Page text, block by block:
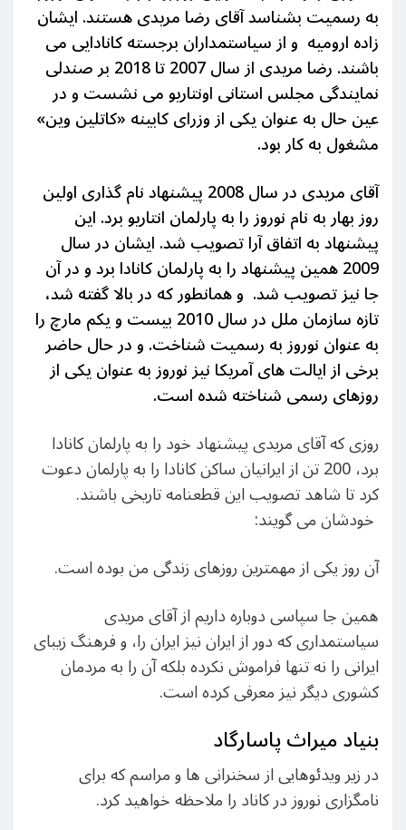
به رسمیت بشناسد آقای رضا مریدی هستند. ایشان
زاده ارومیه و از سیاستمداران برجسته کانادایی می
باشند. رضا مریدی از سال 2007 تا 2018 بر صندلی
نمایندگی مجلس استانی اونتاریو می نشست و در
عین حال به عنوان یکی از وزرای کابینه «کاتلین وین»
مشغول به کار بود.
آقای مریدی در سال 2008 پیشنهاد نام گذاری اولین
روز بهار به نام نوروز را به پارلمان انتاریو برد. این
پیشنهاد به اتفاق آرا تصویب شد. ایشان در سال
2009 همین پیشنهاد را به پارلمان کانادا برد و در آن
جا نیز تصویب شد. و همانطور که در بالا گفته شد،
تازه سازمان ملل در سال 2010 بیست و یکم مارچ را
به عنوان نوروز به رسمیت شناخت. و در حال حاضر
برخی از ایالت های آمریکا نیز نوروز به عنوان یکی از
روزهای رسمی شناخته شده است.
روزی که آقای مریدی پیشنهاد خود را به پارلمان کانادا
برد، 200 تن از ایرانیان ساکن کانادا را به پارلمان دعوت
کرد تا شاهد تصویب این قطعنامه تاریخی باشند.
خودشان می گویند:
آن روز یکی از مهمترین روزهای زندگی من بوده است.
همین جا سپاسی دوباره داریم از آقای مریدی
سیاستمداری که دور از ایران نیز ایران را، و فرهنگ زیبای
ایرانی را نه تنها فراموش نکرده بلکه آن را به مردمان
کشوری دیگر نیز معرفی کرده است.
بنیاد میراث پاسارگاد
در زیر ویدئوهایی از سخنرانی ها و مراسم که برای
نامگزاری نوروز در کاناد را ملاحظه خواهید کرد.